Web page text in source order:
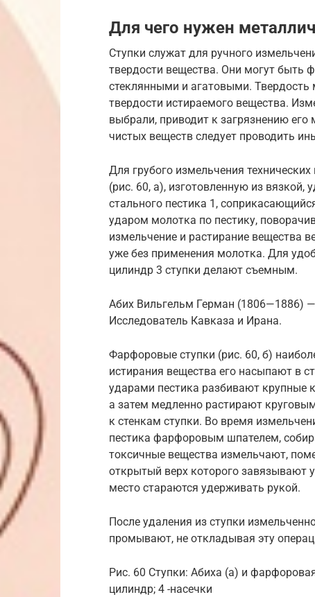
Для чего нужен
Ступки служат для ручного
твердости вещества. Они могут быть
стеклянными и агатовыми.
твердости истираемого вещества.
выбрали, приводит к загрязнению
чистых веществ следует проводить
Для грубого измельчения
(рис. 60, а), изготовленную из
стального пестика 1,
ударом молотка по пестику,
измельчение и растирание вещества
уже без применения молотка. Для
цилиндр 3 ступки делают съемным.
Абих Вильгельм Герман (1806—1886)
Исследователь Кавказа и Ирана.
Фарфоровые ступки (рис. 60, б)
истирания вещества его насыпают в
ударами пестика разбивают крупные
а затем медленно растирают
к стенкам ступки. Во время
пестика фарфоровым шпателем,
токсичные вещества измельчают,
открытый верх которого завязывают
место стараются удерживать рукой.
После удаления из ступки
промывают, не откладывая эту
Рис. 60 Ступки: Абиха (а) и
цилиндр; 4 -насечки